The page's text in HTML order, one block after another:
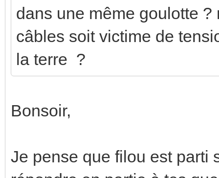
dans une même goulotte
câbles soit victime de
la terre ?
Bonsoir,
Je pense que filou est parti